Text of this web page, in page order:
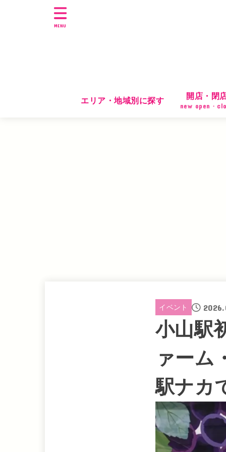
エリア・地域別に探す
開店・閉
new open・
MENU
イベント
小山駅
ァーム
駅ナカ